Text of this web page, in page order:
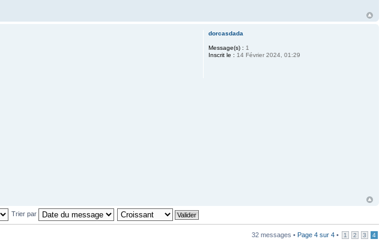
dorcasdada
Message(s) : 1
Inscrit le : 14 Février 2024, 01:29
Trier par
32 messages • Page 4 sur 4 • 1 2 3 4